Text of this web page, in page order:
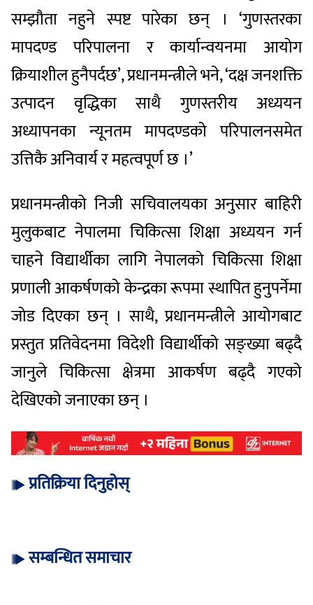
सम्झौता नहुने स्पष्ट पारेका छन् । ‘गुणस्तरका
मापदण्ड परिपालना र कार्यान्वयनमा आयोग
क्रियाशील हुनैपर्दछ’, प्रधानमन्त्रीले भने, ‘दक्ष जनशक्ति
उत्पादन वृद्धिका साथै गुणस्तरीय अध्ययन
अध्यापनका न्यूनतम मापदण्डको परिपालनसमेत
उत्तिकै अनिवार्य र महत्वपूर्ण छ ।’
प्रधानमन्त्रीको निजी सचिवालयका अनुसार बाहिरी
मुलुकबाट नेपालमा चिकित्सा शिक्षा अध्ययन गर्न
चाहने विद्यार्थीका लागि नेपालको चिकित्सा शिक्षा
प्रणाली आकर्षणको केन्द्रका रूपमा स्थापित हुनुपर्नेमा
जोड दिएका छन् । साथै, प्रधानमन्त्रीले आयोगबाट
प्रस्तुत प्रतिवेदनमा विदेशी विद्यार्थीको सङ्ख्या बढ्दै
जानुले चिकित्सा क्षेत्रमा आकर्षण बढ्दै गएको
देखिएको जनाएका छन् ।
प्रतिक्रिया दिनुहोस्
सम्बन्धित समाचार